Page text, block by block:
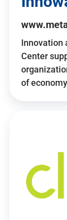
Innovation
Center
of